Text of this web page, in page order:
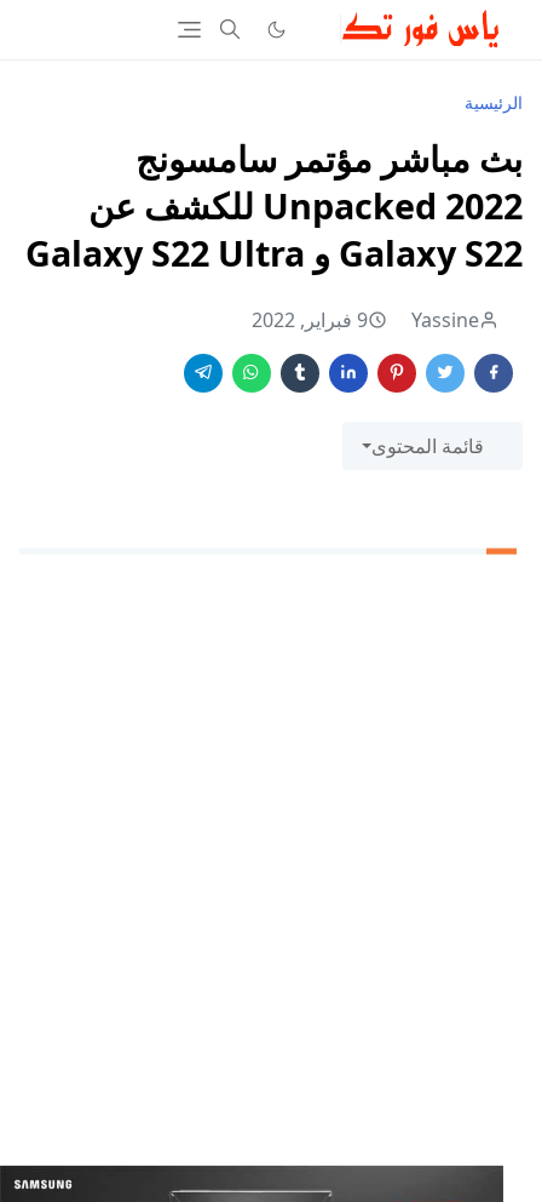
الرئيسية
بث مباشر مؤتمر سامسونج
Unpacked 2022 للكشف عن
Galaxy S22 و Galaxy S22 Ultra
Yassine 9 فبراير, 2022
قائمة المحتوى